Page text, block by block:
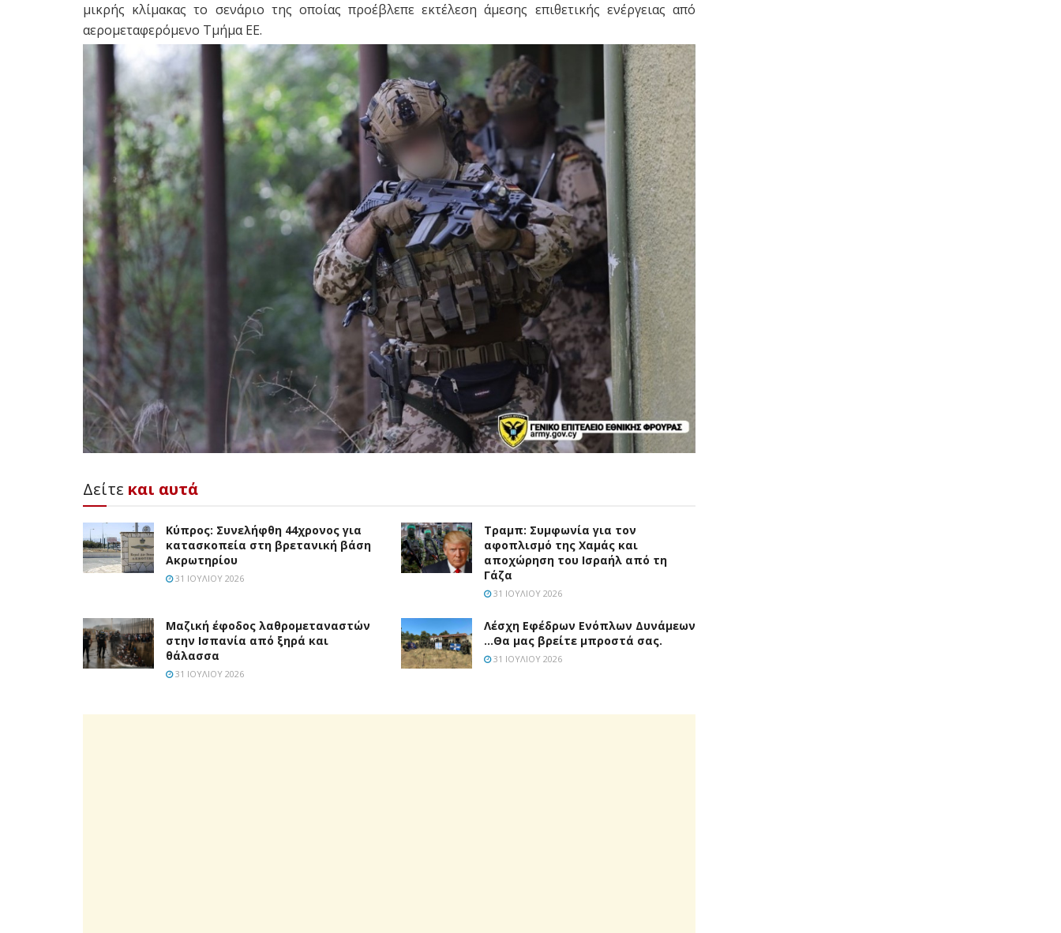
μικρής κλίμακας το σενάριο της οποίας προέβλεπε εκτέλεση άμεσης επιθετικής ενέργειας από
αερομεταφερόμενο Τμήμα ΕΕ.
Δείτε και αυτά
Κύπρος: Συνελήφθη 44χρονος για
κατασκοπεία στη βρετανική βάση
Ακρωτηρίου
31 ΙΟΥΛΊΟΥ 2026
Τραμπ: Συμφωνία για τον
αφοπλισμό της Χαμάς και
αποχώρηση του Ισραήλ από τη
Γάζα
31 ΙΟΥΛΊΟΥ 2026
Μαζική έφοδος λαθρομεταναστών
στην Ισπανία από ξηρά και
θάλασσα
31 ΙΟΥΛΊΟΥ 2026
Λέσχη Εφέδρων Ενόπλων Δυνάμεων
…Θα μας βρείτε μπροστά σας.
31 ΙΟΥΛΊΟΥ 2026